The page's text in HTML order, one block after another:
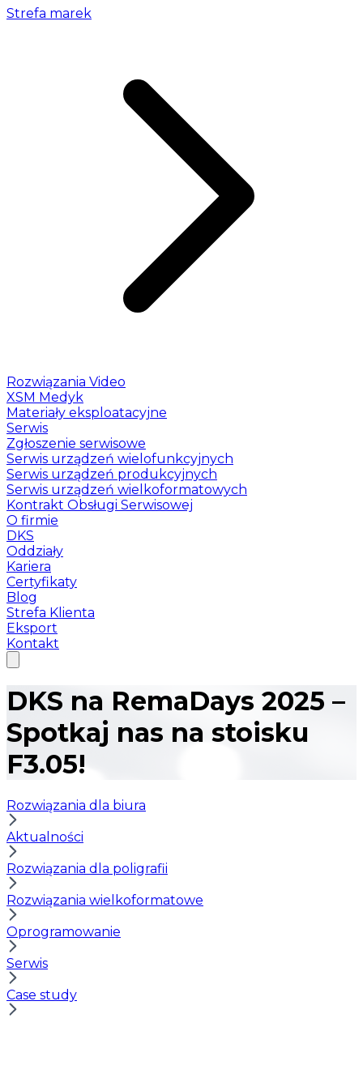
Strefa marek
Rozwiązania Video
XSM Medyk
Materiały eksploatacyjne
Serwis
Zgłoszenie serwisowe
Serwis urządzeń wielofunkcyjnych
Serwis urządzeń produkcyjnych
Serwis urządzeń wielkoformatowych
Kontrakt Obsługi Serwisowej
O firmie
DKS
Oddziały
Kariera
Certyfikaty
Blog
Strefa Klienta
Eksport
Kontakt
DKS na RemaDays 2025 –
Spotkaj nas na stoisku
F3.05!
Rozwiązania dla biura
Aktualności
Rozwiązania dla poligrafii
Rozwiązania wielkoformatowe
Oprogramowanie
Serwis
Case study